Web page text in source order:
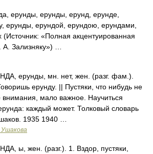
ерунды, ерунды, ерунд, ерунде,
ерунды, ерундой, ерундою, ерундами,
(Источник: «Полная акцентуированная
Зализняку») …
ерунды, мн. нет, жен. (разг. фам.).
ерунду. || Пустяки, что нибудь не
мало важное. Научиться
каждый может. Толковый словарь
1935 1940 …
Ушакова
ы, жен. (разг.). 1. Вздор, пустяки,